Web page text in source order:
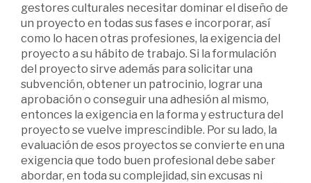
gestores culturales necesitar dominar el diseño de
un proyecto en todas sus fases e incorporar, así
como lo hacen otras profesiones, la exigencia del
proyecto a su hábito de trabajo. Si la formulación
del proyecto sirve además para solicitar una
subvención, obtener un patrocinio, lograr una
aprobación o conseguir una adhesión al mismo,
entonces la exigencia en la forma y estructura del
proyecto se vuelve imprescindible. Por su lado, la
evaluación de esos proyectos se convierte en una
exigencia que todo buen profesional debe saber
abordar, en toda su complejidad, sin excusas ni